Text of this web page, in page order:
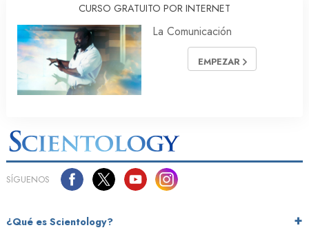
CURSO GRATUITO POR INTERNET
La Comunicación
EMPEZAR
SÍGUENOS
¿Qué es Scientology?